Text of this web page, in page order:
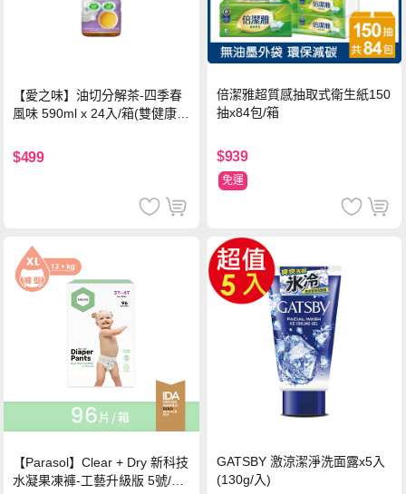
【愛之味】油切分解茶-四季春
風味 590ml x 24入/箱(雙健康認
$499
倍潔雅超質感抽取式衛生紙150
抽x84包/箱
$939
免運
【Parasol】Clear + Dry 新科技
水凝果凍褲-工藝升級版 5號/XL
GATSBY 激涼潔淨洗面露x5入
(130g/入)